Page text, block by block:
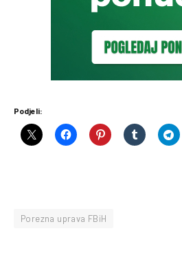
Podjeli:
Porezna uprava FBiH